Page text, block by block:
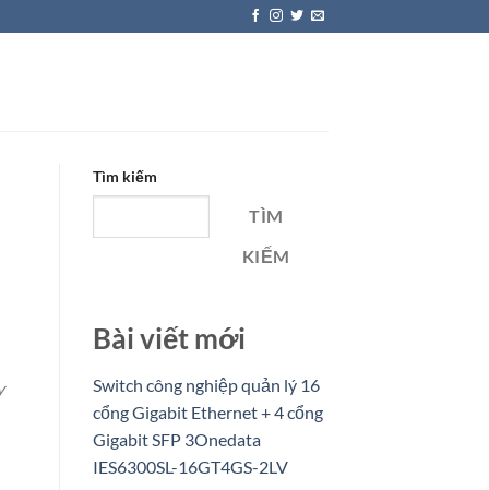
Tìm kiếm
TÌM
KIẾM
Bài viết mới
Switch công nghiệp quản lý 16
cổng Gigabit Ethernet + 4 cổng
Gigabit SFP 3Onedata
IES6300SL-16GT4GS-2LV